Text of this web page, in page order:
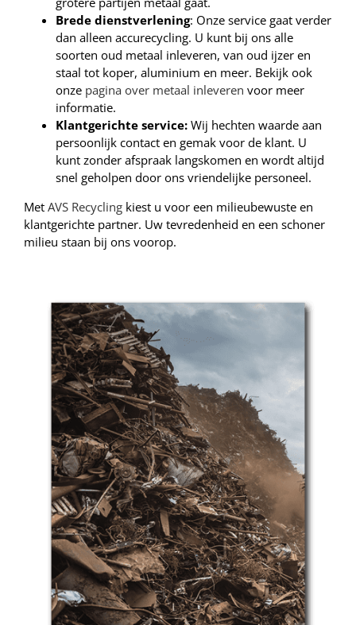
Brede dienstverlening: Onze service gaat verder
dan alleen accurecycling. U kunt bij ons alle
soorten oud metaal inleveren, van oud ijzer en
staal tot koper, aluminium en meer. Bekijk ook
onze pagina over metaal inleveren voor meer
informatie.
Klantgerichte service:Wij hechten waarde aan
persoonlijk contact en gemak voor de klant. U
kunt zonder afspraak langskomen en wordt altijd
snel geholpen door ons vriendelijke personeel.
Met AVS Recyclingkiest u voor een milieubewuste en
klantgerichte partner. Uw tevredenheid en een schoner
milieu staan bij ons voorop.